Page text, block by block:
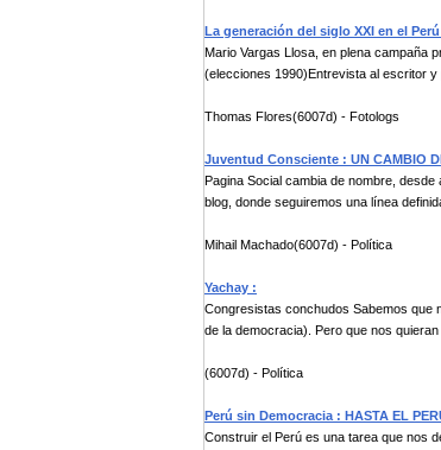
La generación del siglo XXI en el
Mario Vargas Llosa, en plena campaña
(elecciones 1990)Entrevista al escritor y
Thomas Flores(6007d) - Fotologs
Juventud Consciente : UN CAMBIO
Pagina Social cambia de nombre,
blog, donde seguiremos una línea
Mihail Machado(6007d) - Política
Yachay :
Congresistas conchudos Sabemos que
de la democracia). Pero que nos quieran
(6007d) - Política
Perú sin Democracia : HASTA EL
Construir el Perú es una tarea que nos